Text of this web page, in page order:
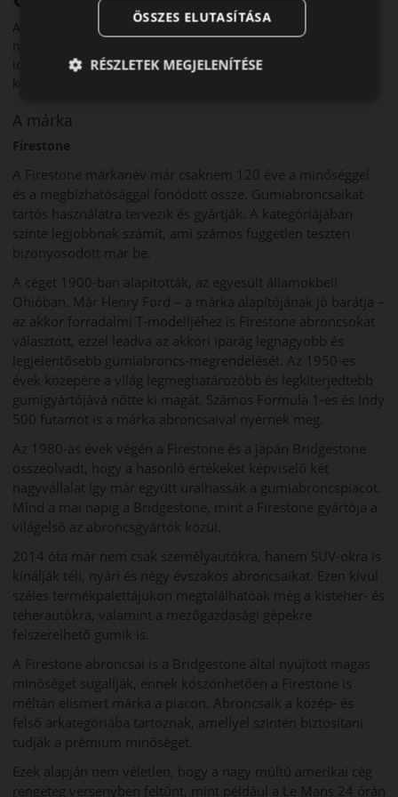
A Firestone MultiSeason 2 egy sokoldalú, megbízható
négyévszakos abroncs, amely jó tapadást nyújt minden
időjárási körülmény között, miközben hosszú élettartamot és
komfortos futást kínál.
A márka
Firestone
A Firestone márkanév már csaknem 120 éve a minőséggel
és a megbízhatósággal fonódott össze. Gumiabroncsaikat
tartós használatra tervezik és gyártják. A kategóriájában
szinte legjobbnak számít, ami számos független teszten
bizonyosodott már be.
A céget 1900-ban alapították, az egyesült államokbeli
Ohióban. Már Henry Ford – a márka alapítójának jó barátja –
az akkor forradalmi T-modelljéhez is Firestone abroncsokat
választott, ezzel leadva az akkori iparág legnagyobb és
legjelentősebb gumiabroncs-megrendelését. Az 1950-es
évek közepére a világ legmeghatározóbb és legkiterjedtebb
gumigyártójává nőtte ki magát. Számos Formula 1-es és Indy
500 futamot is a márka abroncsaival nyernek meg.
Az 1980-as évek végén a Firestone és a japán Bridgestone
összeolvadt, hogy a hasonló értékeket képviselő két
nagyvállalat így már együtt uralhassák a gumiabroncspiacot.
Mind a mai napig a Bridgestone, mint a Firestone gyártója a
világelső az abroncsgyártók közül.
2014 óta már nem csak személyautókra, hanem SUV-okra is
kínálják téli, nyári és négy évszakos abroncsaikat. Ezen kívül
széles termékpalettájukon megtalálhatóak még a kisteher- és
teherautókra, valamint a mezőgazdasági gépekre
felszerelhető gumik is.
A Firestone abroncsai is a Bridgestone által nyújtott magas
minőséget sugallják, ennek köszönhetően a Firestone is
méltán elismert márka a piacon. Abroncsaik a közép- és
felső árkategóriába tartoznak, amellyel szintén biztosítani
tudják a prémium minőséget.
Ezek alapján nem véletlen, hogy a nagy múltú amerikai cég
rengeteg versenyben feltűnt, mint például a Le Mans 24 órán
ÖSSZES ELUTASÍTÁSA
RÉSZLETEK MEGJELENÍTÉSE